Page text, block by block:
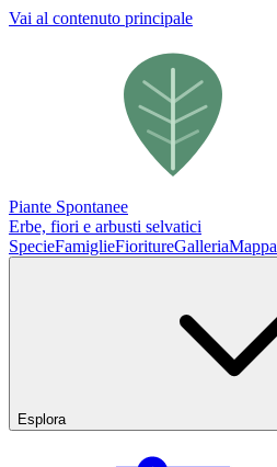
Vai al contenuto principale
Piante Spontanee
Erbe, fiori e arbusti selvatici
SpecieFamiglieFioritureGalleriaMappa
Esplora